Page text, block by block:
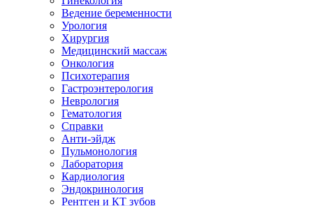
Ведение беременности
Урология
Хирургия
Медицинский массаж
Онкология
Психотерапия
Гастроэнтерология
Неврология
Гематология
Справки
Анти-эйдж
Пульмонология
Лаборатория
Кардиология
Эндокринология
Рентген и КТ зубов